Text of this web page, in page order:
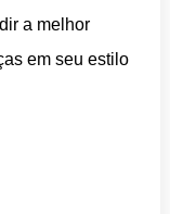
a melhor
em seu estilo